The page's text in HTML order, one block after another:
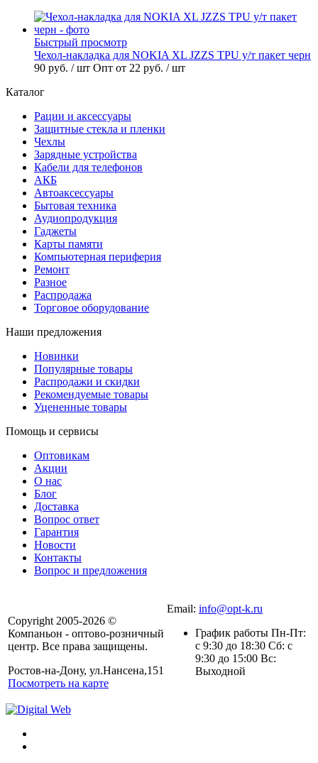
Быстрый просмотр
Чехол-накладка для NOKIA XL JZZS TPU у/т пакет черн
90 руб. / шт Опт от 22 руб. / шт
Каталог
Рации и аксессуары
Защитные стекла и пленки
Чехлы
Зарядные устройства
Кабели для телефонов
АКБ
Автоаксессуары
Бытовая техника
Аудиопродукция
Гаджеты
Карты памяти
Компьютерная периферия
Ремонт
Разное
Распродажа
Торговое оборудование
Наши предложения
Новинки
Популярные товары
Распродажи и скидки
Рекомендуемые товары
Уцененные товары
Помощь и сервисы
Оптовикам
Акции
О нас
Блог
Доставка
Вопрос ответ
Гарантия
Новости
Контакты
Вопрос и предложения
Copyright 2005-2026 ©
Компаньон - оптово-розничный
центр. Все права защищены.
Ростов-на-Дону, ул.Нансена,151
Посмотреть на карте
Email: info@opt-k.ru
График работы Пн-Пт:
с 9:30 до 18:30 Сб: с
9:30 до 15:00 Вс:
Выходной